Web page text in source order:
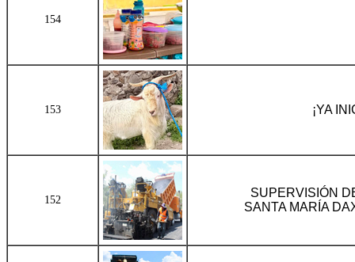
154
153 ¡YA
152
SUPERVISIÓN
SANTA MARÍA